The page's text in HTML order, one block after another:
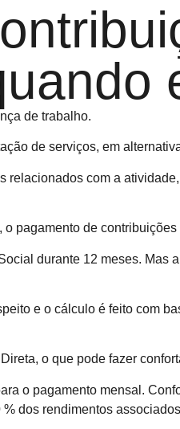
de trabalho.
de serviços, em
com a
pagamento de
durante 12 meses. Mas
e o cálculo é feito com
o que pode fazer
o pagamento mensal.
dos rendimentos